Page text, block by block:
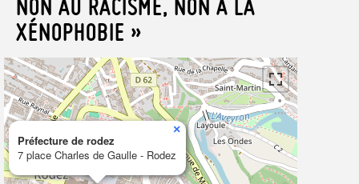
NON AU RACISME, NON À LA
XÉNOPHOBIE »
Préfecture de rodez
7 place Charles de Gaulle - Rodez
×